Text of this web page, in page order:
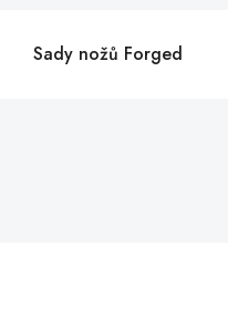
Sady nožů Forged